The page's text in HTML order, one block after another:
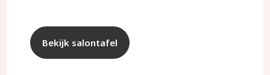
Bekijk salontafel